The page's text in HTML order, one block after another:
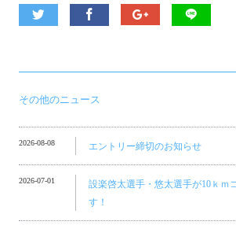
その他のニュース
2026-08-08 エントリー締切のお知らせ
2026-07-01
設楽啓太選手・悠太選手が10ｋｍ
す！